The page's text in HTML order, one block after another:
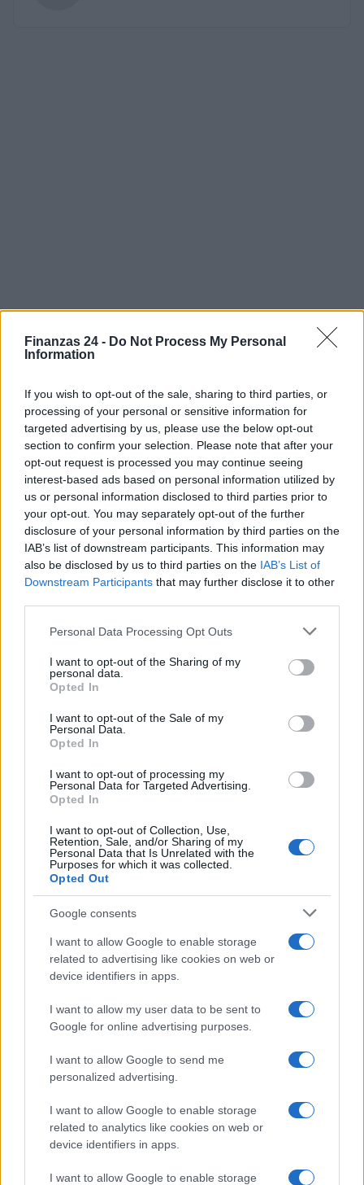
Finanzas 24 - Do Not Process My Personal
Information
If you wish to opt-out of the sale, sharing to third parties, or
processing of your personal or sensitive information for
targeted advertising by us, please use the below opt-out
section to confirm your selection. Please note that after your
opt-out request is processed you may continue seeing
interest-based ads based on personal information utilized by
us or personal information disclosed to third parties prior to
your opt-out. You may separately opt-out of the further
disclosure of your personal information by third parties on the
IAB’s list of downstream participants. This information may
also be disclosed by us to third parties on the IAB’s List of
Downstream Participants that may further disclose it to other
Please note that this website/app uses one or more Google
not limited to your visit or usage behaviour. You may click to
grant or deny consent to Google and its third-party tags to
use your data for below specified purposes in below Google
consent section.
Personal Data Processing Opt Outs
I want to opt-out of the Sharing of my
personal data.
Opted In
I want to opt-out of the Sale of my
Personal Data.
Opted In
I want to opt-out of processing my
Personal Data for Targeted Advertising.
Opted In
I want to opt-out of Collection, Use,
Retention, Sale, and/or Sharing of my
Personal Data that Is Unrelated with the
Purposes for which it was collected.
Opted Out
Google consents
I want to allow Google to enable storage
related to advertising like cookies on web or
device identifiers in apps.
I want to allow my user data to be sent to
Google for online advertising purposes.
I want to allow Google to send me
personalized advertising.
I want to allow Google to enable storage
related to analytics like cookies on web or
device identifiers in apps.
I want to allow Google to enable storage
Sigue leyendo
CRIPTOMONEDAS
Cotización de criptomonedas: evolución y perspectivas en 2026
Diego Martín · 8 Ago 2026
CRIPTOMONEDAS
Cotización de Bitcoin hoy: análisis del mercado y tendencias
FINANCIACIÓN